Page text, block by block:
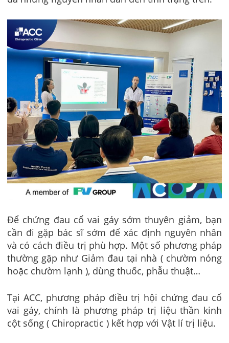
Để chứng đau cổ vai gáy sớm thuyên giảm, bạn
cần đi gặp bác sĩ sớm để xác định nguyên nhân
và có cách điều trị phù hợp. Một số phương pháp
thường gặp như Giảm đau tại nhà ( chườm nóng
hoặc chườm lạnh ), dùng thuốc, phẫu thuật…
Tại ACC, phương pháp điều trị hội chứng đau cổ
vai gáy, chính là phương pháp trị liệu thần kinh
cột sống ( Chiropractic ) kết hợp với Vật lí trị liệu.